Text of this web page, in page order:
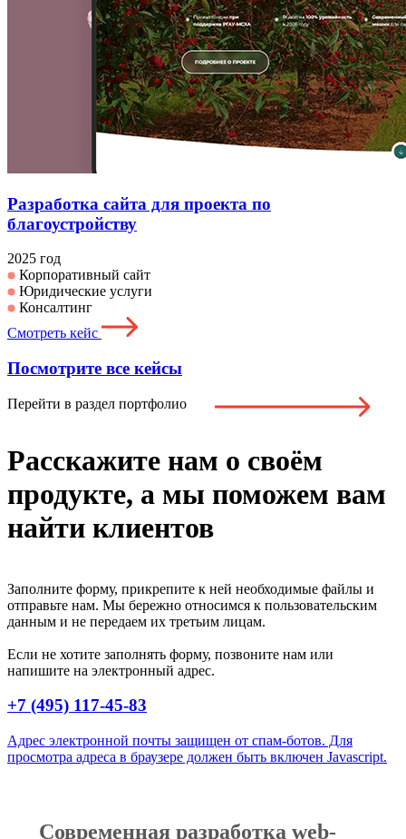
Разработка сайта для проекта по
благоустройству
2025 год
Корпоративный сайт
Юридические услуги
Консалтинг
Смотреть кейс
Посмотрите все кейсы
Перейти в раздел портфолио
Расскажите нам о своём
продукте, а мы поможем вам
найти клиентов
Заполните форму, прикрепите к ней необходимые файлы и
отправьте нам. Мы бережно относимся к пользовательским
данным и не передаем их третьим лицам.
Если не хотите заполнять форму, позвоните нам или
напишите на электронный адрес.
+7 (495) 117-45-83
Адрес электронной почты защищен от спам-ботов. Для
просмотра адреса в браузере должен быть включен Javascript.
Современная разработка web-